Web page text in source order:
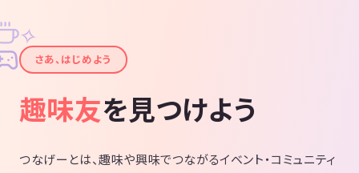
初めは楽しむというより移動手段でした。
カゴ付きギア無し・ダイナモライトで江戸川の土手を走っていました。
仕事で栃木県の最北端の地で社宅に住んでいた時も、会社の自転車に乗
って知らない土地を走って覚えました。
山道をカゴ付きダイナモでは、無謀過ぎました…( ﾟдﾟ)汗
✦
✧
さあ、はじめよう
趣味友を見つけよう
つなげーとは、趣味や興味でつながるイベント・コミュニティ